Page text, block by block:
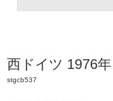
西ドイツ 1976
stgcb537